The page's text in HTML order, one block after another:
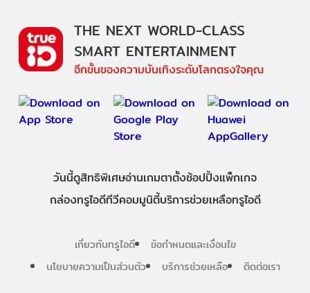
THE NEXT WORLD-CLASS
SMART ENTERTAINMENT
อีกขั้นของความบันเทิงระดับโลกตรงใจคุณ
วันนี้ดูสิทธิพิเศษอ่านเกมตาตั้งช้อปปิ้งแพ็กเกจ
กล่องทรูไอดีทีวีคอมมูนิตี้บริการช่วยเหลือทรูไอดี
เกี่ยวกับทรูไอดี
ข้อกำหนดและเงื่อนไข
นโยบายความเป็นส่วนตัว
บริการช่วยเหลือ ติดต่อเรา